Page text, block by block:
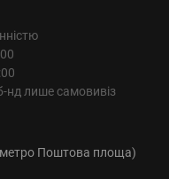
нд лише самовивіз
Поштова площа)